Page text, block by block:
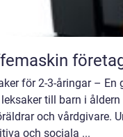
för 2-3-åringar –
till barn i
och vårdgivare.
och sociala ...